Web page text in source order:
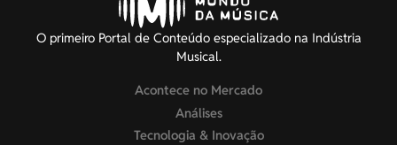
O primeiro Portal de Conteúdo especializado na Indústria
Musical.
Acontece no Mercado
Análises
Tecnologia & Inovação